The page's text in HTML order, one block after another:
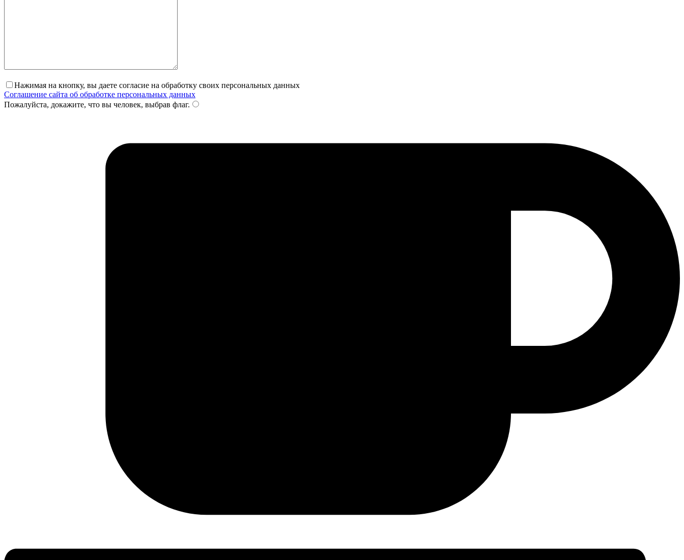
Нажимая на кнопку, вы даете согласие на обработку своих персональных данных
Соглашение сайта об обработке персональных данных
Пожалуйста, докажите, что вы человек, выбрав флаг.